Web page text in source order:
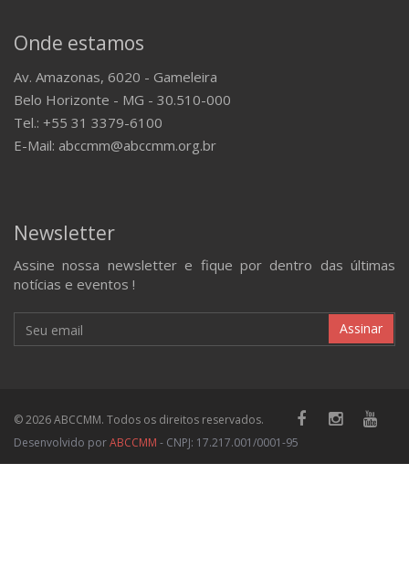
Onde estamos
Av. Amazonas, 6020 - Gameleira
Belo Horizonte - MG - 30.510-000
Tel.: +55 31 3379-6100
E-Mail: abccmm@abccmm.org.br
Newsletter
Assine nossa newsletter e fique por dentro das últimas
notícias e eventos !
Assinar
© 2026 ABCCMM. Todos os direitos reservados.
Desenvolvido porABCCMM - CNPJ: 17.217.001/0001-95